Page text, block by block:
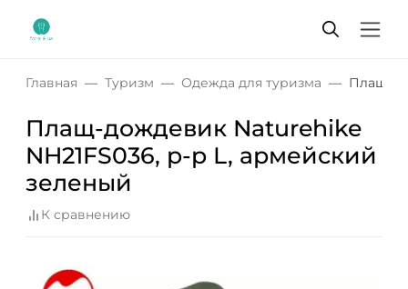
Главная Туризм Одежда для туризма Плащ-
Плащ-дождевик Naturehike
NH21FS036, p-p L, армейский
зеленый
К сравнению